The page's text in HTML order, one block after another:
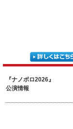
『ナノボロ2026』
公演情報